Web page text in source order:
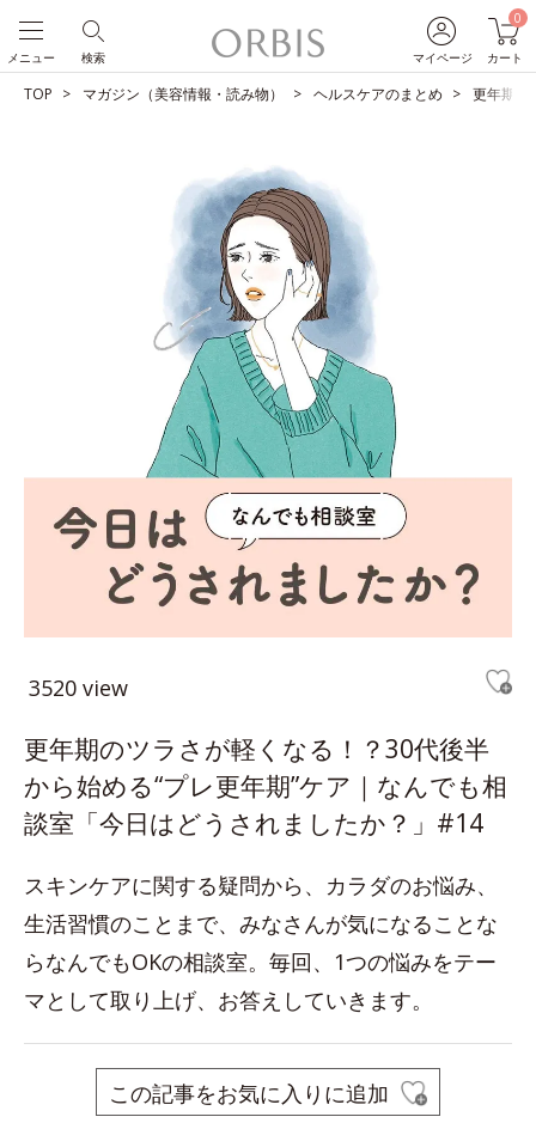
マイページ
0
カート
検索
メニュー
TOP マガジン（美容情報・読み物） ヘルスケアのまとめ 更年期の
3520 view
更年期のツラさが軽くなる！？30代後半
から始める“プレ更年期”ケア｜なんでも相
談室「今日はどうされましたか？」#14
スキンケアに関する疑問から、カラダのお悩み、
生活習慣のことまで、みなさんが気になることな
らなんでもOKの相談室。毎回、1つの悩みをテー
マとして取り上げ、お答えしていきます。
この記事をお気に入りに追加